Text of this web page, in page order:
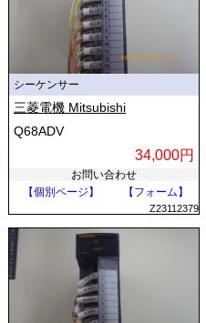
シーケンサー
三菱電機 Mitsubishi
Q68ADV
34,000円
お問い合わせ
【個別ページ】
【フォーム】
Z23112379